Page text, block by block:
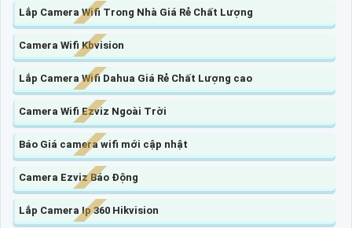
Lắp Camera Wifi Trong Nhà Giá Rẻ Chất Lượng
Camera Wifi Kbvision
Lắp Camera Wifi Dahua Giá Rẻ Chất Lượng cao
Camera Wifi Ezviz Ngoài Trời
Báo Giá camera wifi mới cập nhật
Camera Ezviz Báo Động
Lắp Camera Ip 360 Hikvision